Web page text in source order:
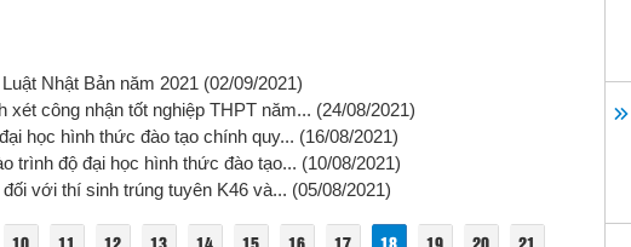
Nhật Bản năm 2021 (02/09/2021)
công nhận tốt nghiệp THPT năm... (24/08/2021)
học hình thức đào tạo chính quy... (16/08/2021)
trình độ đại học hình thức đào tạo... (10/08/2021)
với thí sinh trúng tuyên K46 và... (05/08/2021)